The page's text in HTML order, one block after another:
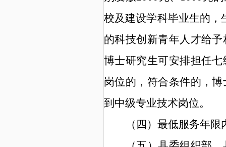
校及建设学科毕业生的，
的科技创新青年人才给
博士研究生可安排担任
岗位的，符合条件的，
到中级专业技术岗位。
（ 四 ） 最低服务年限